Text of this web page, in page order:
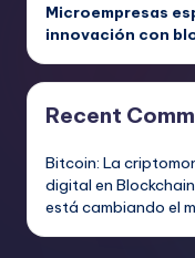
Microempresas
innovación con
Recent
Bitcoin: La
digital en
está cambiando el